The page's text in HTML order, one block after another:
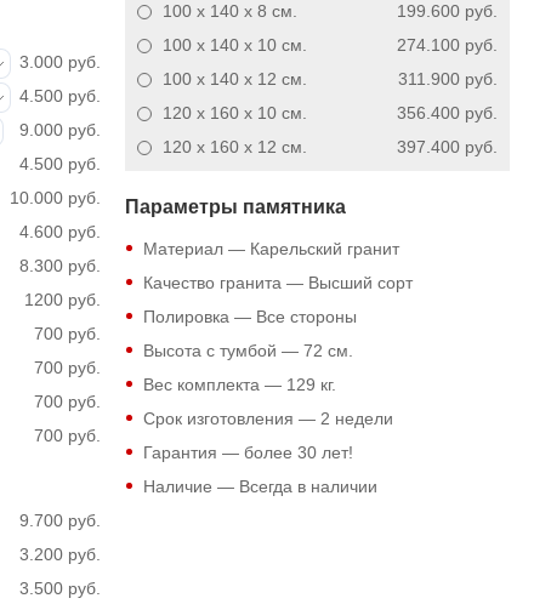
3.000 руб.
4.500 руб.
9.000 руб.
4.500 руб.
10.000 руб.
4.600 руб.
8.300 руб.
1200 руб.
700 руб.
700 руб.
700 руб.
700 руб.
9.700 руб.
3.200 руб.
3.500 руб.
199.600 руб.
100 x 140 x 8 см.
274.100 руб.
100 x 140 x 10см.
311.900 руб.
100 x 140 x 12 см.
356.400 руб.
120 x 160 x 10см.
397.400 руб.
120 x 160 x 12 см.
Параметры памятника
Материал — Карельский гранит
Качество гранита — Высший сорт
Полировка — Все стороны
Высота с тумбой — 72 см.
Вес комплекта — 129 кг.
Срок изготовления — 2 недели
Гарантия — более 30 лет!
Наличие — Всегда в наличии